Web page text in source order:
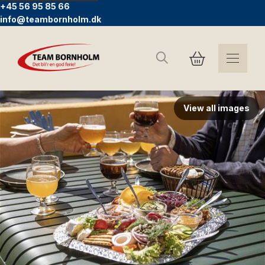
+45 56 95 85 66
info@teambornholm.dk
Suchen
View all images